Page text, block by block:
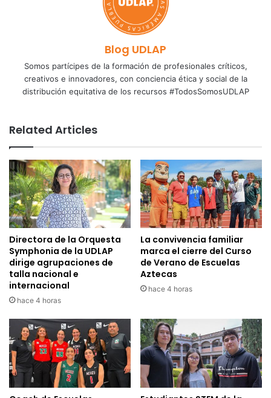
Blog UDLAP
Somos partícipes de la formación de profesionales críticos,
creativos e innovadores, con conciencia ética y social de la
distribución equitativa de los recursos #TodosSomosUDLAP
Related Articles
Directora de la Orquesta
Symphonia de la UDLAP
dirige agrupaciones de
talla nacional e
internacional
hace 4 horas
La convivencia familiar
marca el cierre del Curso
de Verano de Escuelas
Aztecas
hace 4 horas